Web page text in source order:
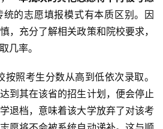
的志愿填报模式有本质区别。因
，充分了解相关政策和院校要求，
几率。
到其在该省的招生计划，便会停止
退档，意味着该大学放弃了对该考